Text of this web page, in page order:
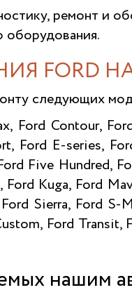
ремонт и
оборудования.
FORD
следующих
Ford Contour,
Ford E-series,
Five Hundred,
Kuga, Ford
Sierra, Ford S-
Ford
нашим